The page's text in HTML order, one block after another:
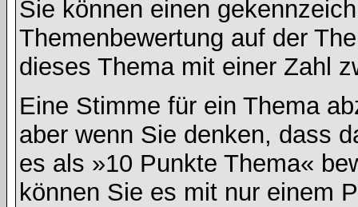
Sie können einen
Themenbewertung auf der
dieses Thema mit einer Zahl
Eine Stimme für ein Thema
aber wenn Sie denken, dass
es als »10 Punkte Thema«
können Sie es mit nur einem